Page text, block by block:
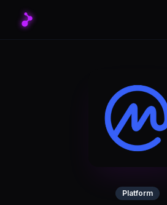
Platform